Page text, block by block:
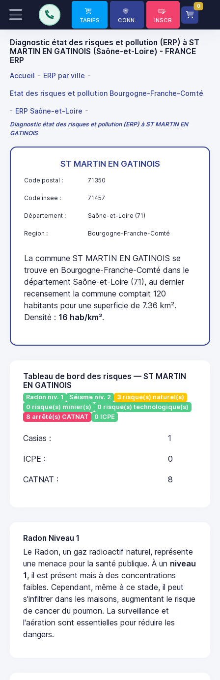
TARIFS CONN. INSCR
0
Diagnostic état des risques et pollution (ERP) à ST
MARTIN EN GATINOIS (Saône-et-Loire) - FRANCE
ERP
Accueil ERP par ville
Etat des risques et pollution Bourgogne-Franche-Comté
ERP Saône-et-Loire
Diagnostic état des risques et pollution (ERP) à ST MARTIN EN
GATINOIS
ST MARTIN EN GATINOIS
Code postal : 71350
Code insee : 71457
Département : Saône-et-Loire (71)
Region : Bourgogne-Franche-Comté
La commune ST MARTIN EN GATINOIS se
trouve en Bourgogne-Franche-Comté dans le
département Saône-et-Loire (71), au dernier
recensement la commune comptait 120
habitants pour une superficie de 7.36 km².
Densité : 16 hab/km².
Tableau de bord des risques — ST MARTIN
EN GATINOIS
Radon niv. 1 Séisme niv. 2
3 risque(s) naturel(s)
0 risque(s) minier(s)
0 risque(s) technologique(s)
8 arrêté(s) CATNAT
0 ICPE
Casias : 1
ICPE : 0
CATNAT : 8
Radon Niveau 1
Le Radon, un gaz radioactif naturel, représente
une menace pour la santé publique. À un niveau
1, il est présent mais à des concentrations
faibles. Cependant, même à ce stade, il peut
s'infiltrer dans les maisons, augmentant le risque
de cancer du poumon. La surveillance et
l'aération sont essentielles pour réduire les
dangers.